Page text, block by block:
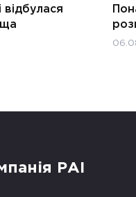
відбулася
РАІ